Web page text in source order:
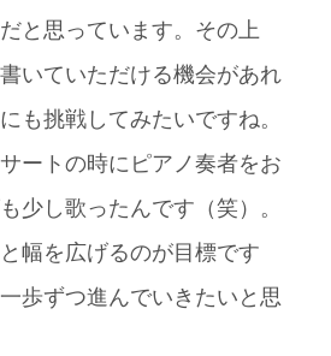
と思っています。その上
いていただける機会があれ
も挑戦してみたいですね。
ートの時にピアノ奏者をお
少し歌ったんです（笑）。
幅を広げるのが目標です
歩ずつ進んでいきたいと思